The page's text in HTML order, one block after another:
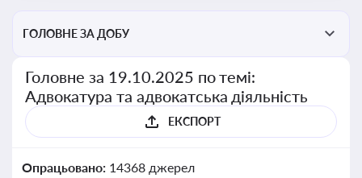
ГОЛОВНЕ ЗА ДОБУ
Головне за 19.10.2025 по темі:
Адвокатура та адвокатська діяльність
ЕКСПОРТ
Опрацьовано: 14368 джерел